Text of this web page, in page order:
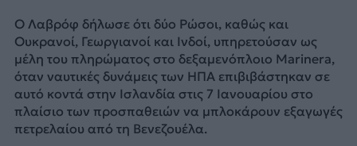
Ο Λαβρόφ δήλωσε ότι δύο Ρώσοι, καθώς και
Ουκρανοί, Γεωργιανοί και Ινδοί, υπηρετούσαν ως
μέλη του πληρώματος στο δεξαμενόπλοιο Marinera,
όταν ναυτικές δυνάμεις των ΗΠΑ επιβιβάστηκαν σε
αυτό κοντά στην Ισλανδία στις 7 Ιανουαρίου στο
πλαίσιο των προσπαθειών να μπλοκάρουν εξαγωγές
πετρελαίου από τη Βενεζουέλα.